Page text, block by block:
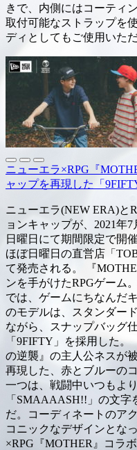
きで、内側にはコーティ
取付可能なストラップを
ディとしてもご使用いただ
ニューエラ×RPG『
ャップを再現した「
ニューエラ(NEW ERA)と
ョンキャップが、2021年
日曜日にて期間限定で開
ほぼ日曜日の直営店「
て発売される。 『
ンを手がけたRPGゲーム
では、ゲームにちなんだ
のモデルは、スタンダー
ながら、スナップバッグ
「9FIFTY」を採用した
の逆襲』の主人公ネスが
再現した、赤とブルーの
一つは、戦闘中いつもよ
「SMAAAASH!!」の文
だ。コーディネートのア
コニックなデザインとな
×RPG『MOTHER』コラ